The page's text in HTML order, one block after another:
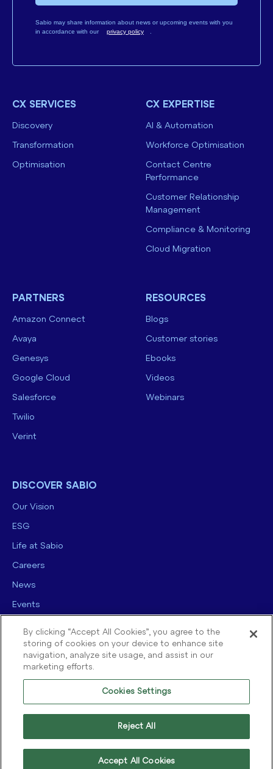
Sabio may share information about news or upcoming events with you
in accordance with our
privacy policy
CX SERVICES
Discovery
Transformation
Optimisation
CX EXPERTISE
AI & Automation
Workforce Optimisation
Contact Centre
Performance
Customer Relationship
Management
Compliance & Monitoring
Cloud Migration
PARTNERS
Amazon Connect
Avaya
Genesys
Google Cloud
Salesforce
Twilio
Verint
RESOURCES
Blogs
Customer stories
Ebooks
Videos
Webinars
DISCOVER SABIO
Our Vision
ESG
Life at Sabio
Careers
News
Events
© 2025 Sabio Group. All Rights Reserved.
Cookie Policy
By clicking “Accept All Cookies”, you agree to the
storing of cookies on your device to enhance site
navigation, analyze site usage, and assist in our
marketing efforts.
Cookies Settings
Reject All
Accept All Cookies